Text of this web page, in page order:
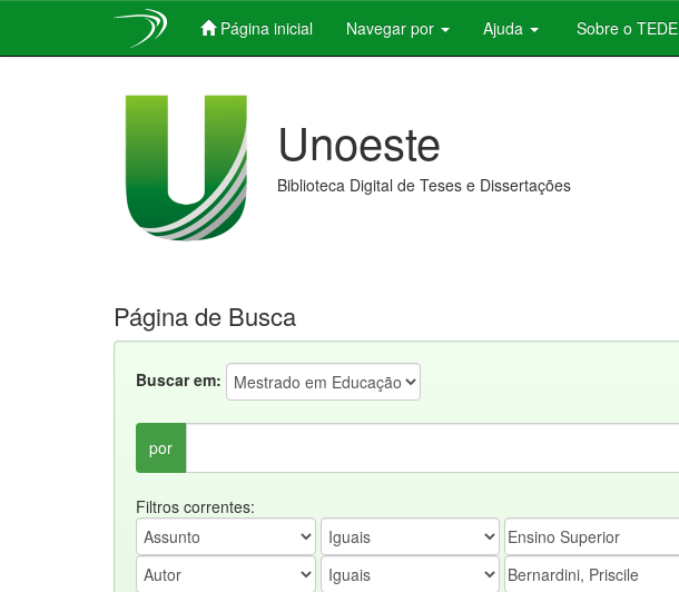
Página inicial Navegar por Ajuda Sobre o TEDE
Unoeste
Biblioteca Digital de Teses e Dissertações
Página de Busca
Buscar em:
por
Filtros correntes: